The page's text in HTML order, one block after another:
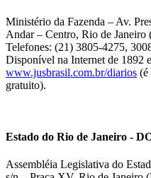
Ministério da Fazenda – Av.
Andar – Centro, Rio de Janeiro
Telefones: (21) 3805-4275,
Disponível na Internet de 1892
www.jusbrasil.com.br/diarios (é
gratuito).
Estado do Rio de Janeiro -
Assembléia Legislativa do